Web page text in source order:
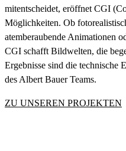
mitentscheidet, eröffnet CGI
Möglichkeiten. Ob
atemberaubende Animationen
CGI schafft Bildwelten, die
Ergebnisse sind die technische
des Albert Bauer Teams.
ZU UNSEREN PROJEKTEN